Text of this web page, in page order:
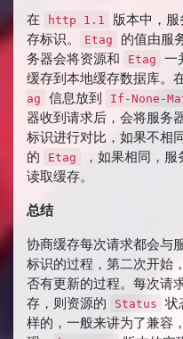
在
http 1.1 版本中，
存标识。
Etag
的值由服
务器会将资源和
Etag
一
缓存到本地缓存数据库。
ag
信息放到 If-None-
器收到请求后，会将服务
标识进行对比，如果不相
的
Etag ，如果相同，服
读取缓存。
总结
协商缓存每次请求都会与
标识的过程，第二次开始
否有更新的过程。每次请
存，则资源的
Status 状
样的，一般来讲为了兼容